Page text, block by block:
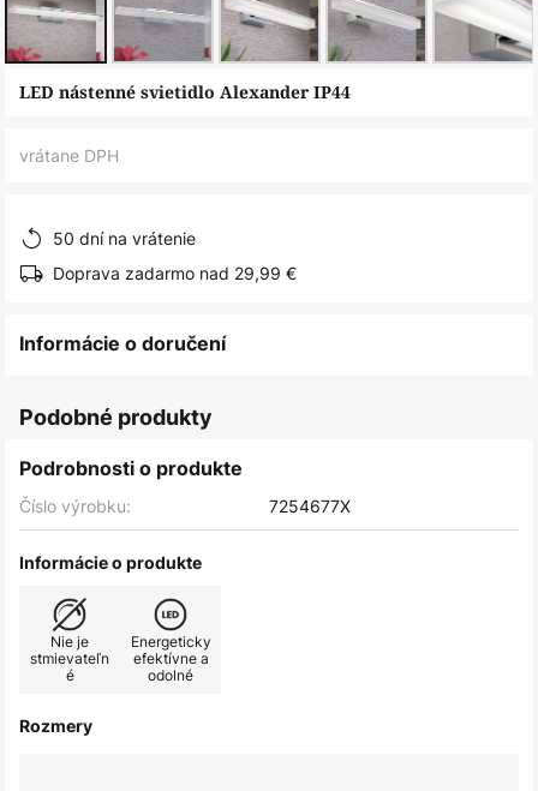
Preskočiť
LED nástenné svietidlo Alexander IP44
vrátane DPH
50 dní na vrátenie
Doprava zadarmo nad 29,99 €
Informácie o doručení
Podobné produkty
Podrobnosti o produkte
Číslo výrobku: 7254677X
Informácie o produkte
Nie je
stmievateľn
é
Energeticky
efektívne a
odolné
Rozmery